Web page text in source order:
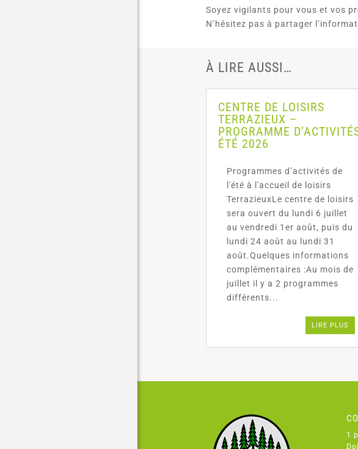
Soyez vigilants pour vous et vos
N’hésitez pas à partager
À LIRE AUSSI…
CENTRE DE LOISIRS
TERRAZIEUX –
PROGRAMME
ÉTÉ 2026
Programmes d’activités de
l'été à l'accueil de loisirs
TerrazieuxLe centre de loisirs
sera ouvert du lundi 6 juillet
au vendredi 1er août, puis du
lundi 24 août au lundi 31
août.Quelques informations
complémentaires :Au mois de
juillet il y a 2 programmes
différents...
LIRE PLUS
1